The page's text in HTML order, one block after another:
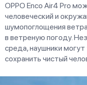
OPPO Enco Air4 Pro
человеческий и
шумопоглощения
в ветреную погоду.
среда, наушники
сохранить чистый